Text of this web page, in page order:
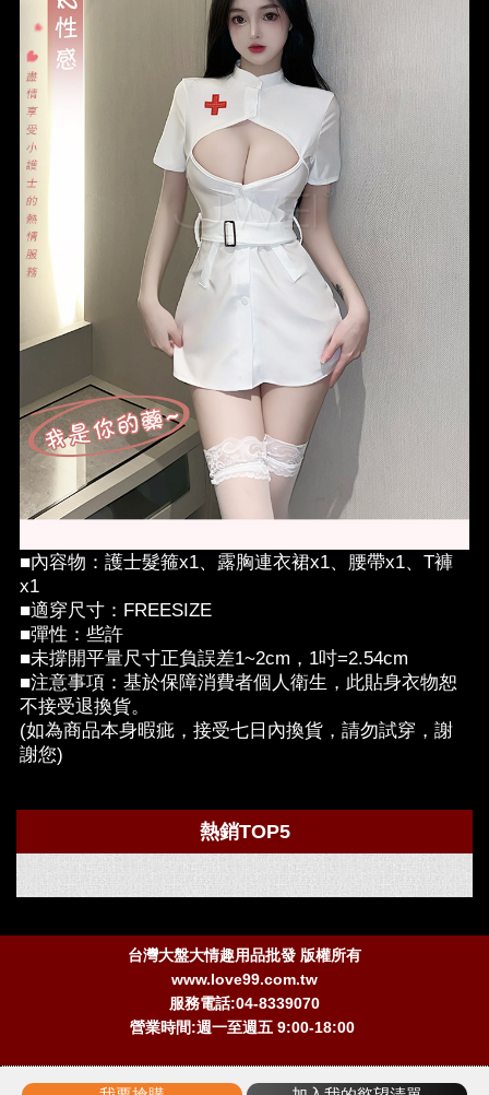
■內容物：護士髮箍x1、露胸連衣裙x1、腰帶x1、T褲
x1
■適穿尺寸：FREESIZE
■彈性：些許
■未撐開平量尺寸正負誤差1~2cm，1吋=2.54cm
■注意事項：基於保障消費者個人衛生，此貼身衣物恕
不接受退換貨。
(如為商品本身暇疵，接受七日內換貨，請勿試穿，謝
謝您)
熱銷TOP5
台灣大盤大情趣用品批發 版權所有
www.love99.com.tw
服務電話:04-8339070
營業時間:週一至週五 9:00-18:00